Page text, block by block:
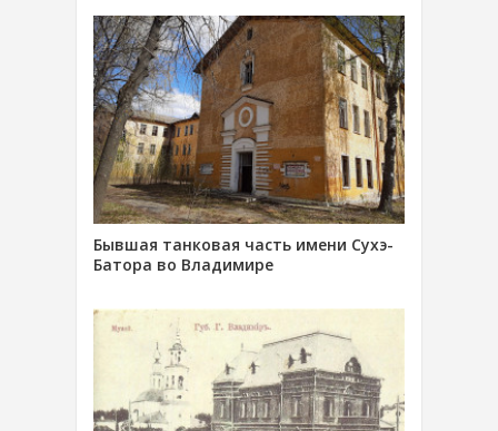
Бывшая танковая часть имени Сухэ-
Батора во Владимире